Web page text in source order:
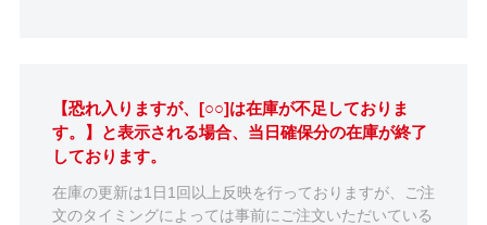
【恐れ入りますが、[○○]は在庫が不足しておりま
す。】と表示される場合、当日確保分の在庫が終了
しております。
在庫の更新は1日1回以上反映を行っておりますが、ご注
文のタイミングによっては事前にご注文いただいている